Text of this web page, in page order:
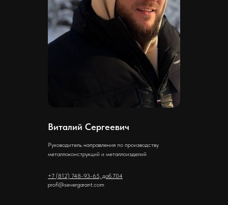
Виталий Сергеевич
Руководитель направления по производству
металлоконструкций и металлоизделий
+7 (812) 748-93-65, доб.704
profi@severgarant.com